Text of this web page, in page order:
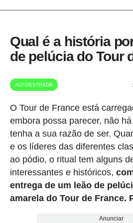
Qual é a história
de pelúcia do Tour
AUTOESTRADA
O Tour de France está
embora possa parecer, não
tenha a sua razão de ser.
e os líderes das diferentes
ao pódio, o ritual tem alguns
interessantes e históricos,
entrega de um leão de
amarela do Tour de France.
Anunciar